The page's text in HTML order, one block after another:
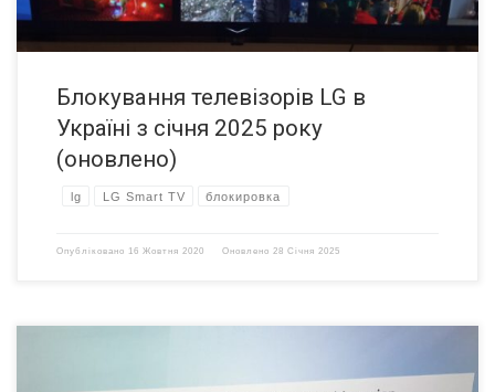
Блокування телевізорів LG в
Україні з січня 2025 року
(оновлено)
lg LG Smart TV блокировка
Опубліковано 16 Жовтня 2020 Оновлено 28 Січня 2025